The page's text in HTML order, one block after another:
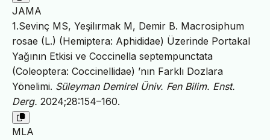
JAMA
1.Sevinç MS, Yeşilırmak M, Demir B. Macrosiphum
rosae (L.) (Hemiptera: Aphididae) Üzerinde Portakal
Yağının Etkisi ve Coccinella septempunctata
(Coleoptera: Coccinellidae) ’nın Farklı Dozlara
Yönelimi. Süleyman Demirel Üniv. Fen Bilim. Enst.
Derg. 2024;28:154–160.
MLA